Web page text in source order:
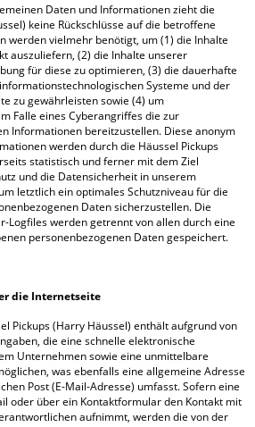
Daten und Informationen zieht die
keine Rückschlüsse auf die betroffene
werden vielmehr benötigt, um (1) die Inhalte
auszuliefern, (2) die Inhalte unserer
für diese zu optimieren, (3) die dauerhafte
Systeme und der
zu gewährleisten sowie (4) um
Falle eines Cyberangriffes die zur
Informationen bereitzustellen. Diese anonym
werden durch die Häussel Pickups
statistisch und ferner mit dem Ziel
und die Datensicherheit in unserem
letztlich ein optimales Schutzniveau für die
Daten sicherzustellen. Die
Logfiles werden getrennt von allen durch eine
personenbezogenen Daten gespeichert.
die Internetseite
Pickups (Harry Häussel) enthält aufgrund von
die eine schnelle elektronische
Unternehmen sowie eine unmittelbare
was ebenfalls eine allgemeine Adresse
Post (E-Mail-Adresse) umfasst. Sofern eine
oder über ein Kontaktformular den Kontakt mit
aufnimmt, werden die von der